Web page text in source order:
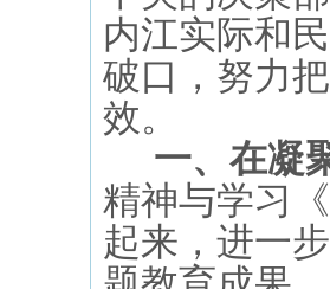
内江实际和
破口，努力
效。
一、 在凝
精神与学习
起来，进一